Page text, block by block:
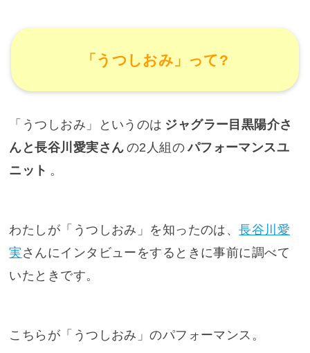
「うつしおみ」って?
「うつしおみ」というのは ジャグラー目黒陽介さ
んと長谷川愛実さん の2人組のパフォーマンスユ
ニット 。
わたしが「うつしおみ」を知ったのは、長谷川愛
実 さんにインタビューをするときに事前に調べて
いたときです。
こちらが「うつしおみ」のパフォーマンス。